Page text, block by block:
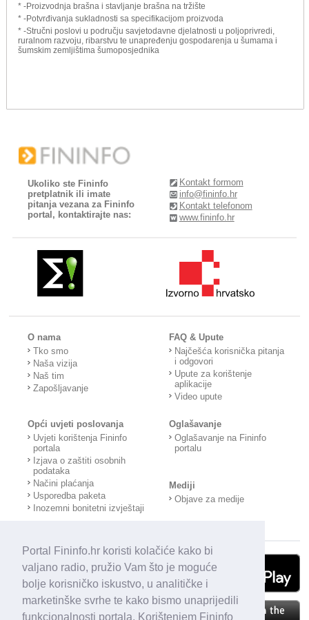
Portal Fininfo.hr koristi kolačiće kako bi
valjano radio, pružio Vam što je moguće
bolje korisničko iskustvo, u analitičke i
marketinške svrhe te kako bismo unaprijedili
funkcionalnosti portala. Korištenjem Fininfo
* -Proizvodnja brašna i stavljanje brašna na tržište
* -Potvrđivanja sukladnosti sa specifikacijom proizvoda
* -Stručni poslovi u području savjetodavne djelatnosti u poljoprivredi,
ruralnom razvoju, ribarstvu te unapređenju gospodarenja u šumama i
šumskim zemljištima šumoposjednika
Ukoliko ste Fininfo
pretplatnik ili imate
pitanja vezana za Fininfo
portal, kontaktirajte nas:
Kontakt formom
info@fininfo.hr
Kontakt telefonom
www.fininfo.hr
O nama
Tko smo
Naša vizija
Naš tim
Zapošljavanje
FAQ & Upute
Najčešća korisnička pitanja
i odgovori
Upute za korištenje
aplikacije
Video upute
Opći uvjeti poslovanja
Uvjeti korištenja Fininfo
portala
Izjava o zaštiti osobnih
podataka
Načini plaćanja
Usporedba paketa
Inozemni bonitetni izvještaji
Oglašavanje
Oglašavanje na Fininfo
portalu
Mediji
Objave za medije